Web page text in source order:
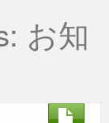
お知